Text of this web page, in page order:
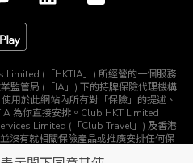
Limited (「HKTIA」) 所經營的一個服務
監管局 (「IA」) 下的持牌保險代理機構
用於此網站內所有對「保險」的提述、
為你直接安排。Club HKT Limited
Limited (「Club Travel」) 及香港
沒有就相關保險產品或推廣安排任何保